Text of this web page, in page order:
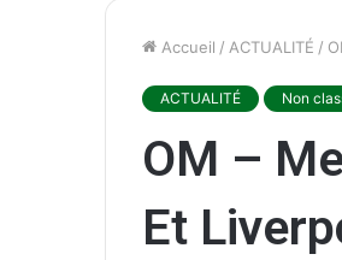
Accueil / ACTUALITÉ /
ACTUALITÉ Non
OM –
Et